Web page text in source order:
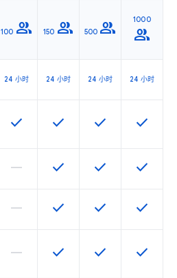
100 group 150 group 500 group 1000
group
24 小时 24 小时 24 小时 24 小时
该 SKU 提供此功能
check 该 SKU 提供此功能
check 该 SKU 提供此功
check 该 SKU
check
该 SKU 不支持此功能
horizontal_rule 该 SKU 提供此功能
check 该 SKU 提供此功
check 该 SKU
check
该 SKU 不支持此功能
horizontal_rule 该 SKU 提供此功能
check 该 SKU 提供此功
check 该 SKU
check
该 SKU 不支持此功能
horizontal_rule 该 SKU 提供此功能
check 该 SKU 提供此功
check 该 SKU
check